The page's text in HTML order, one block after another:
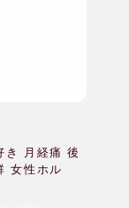
き 月経痛 後
女性ホル